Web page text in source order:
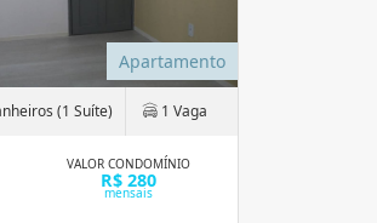
Apartamento
(1 Suíte) 1 Vaga
VALOR CONDOMÍNIO
R$ 280
mensais